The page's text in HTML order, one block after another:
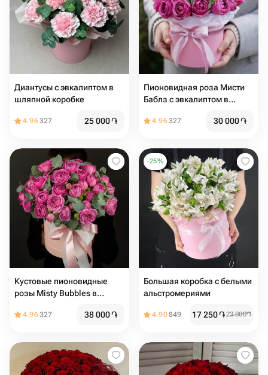
Диантусы с эвкалиптом в
шляпной коробке
4.96327 25 000֏
Пионовидная роза Мисти
Баблз с эвкалиптом в
4.96327 30 000֏
Кустовые пионовидные
розы Misty Bubbles в
4.96327 38 000֏
-25%
Большая коробка с белыми
альстромериями
4.90849 17 250֏23 000֏